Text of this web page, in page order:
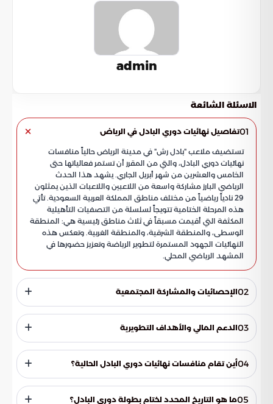
admin
الاسئلة الشائعة
01تفاصيل نهائيات دوري البادل في الرياض
تستضيف ملاعب "بادل رش" في مدينة الرياض حالياً منافسات
نهائيات دوري البادل، والتي من المقرر أن تستمر فعالياتها حتى
الخامس والعشرين من شهر أبريل الجاري. يشهد هذا الحدث
الرياضي البارز مشاركة واسعة من اللاعبين واللاعبات الذين يمثلون
29 نادياً رياضياً من مختلف مناطق المملكة العربية السعودية. تأتي
هذه المرحلة الختامية تتويجاً لسلسلة من التصفيات التأهيلية
المكثفة التي أقيمت مسبقاً في ثلاث مناطق رئيسية هي: المنطقة
الوسطى، والمنطقة الشرقية، والمنطقة الغربية. وتعكس هذه
النهائيات الجهود المستمرة لتطوير الرياضة وتعزيز حضورها في
المشهد الرياضي المحلي.
02الإحصائيات والمشاركة المجتمعية
و13 فريقاً في فئة السيدات، مما يرفع إجمالي عدد الرياضيين
المجتمع السعودي وازدياد الإقبال عليها في كافة المدن. تعد هذه
الأعداد الكبيرة مؤشراً على نجاح الاستراتيجيات الرياضية في جذب
مواهب جديدة وتوفير بيئة تنافسية تجمع الممارسين من مختلف
03الدعم المالي والأهداف التطويرية
الإجمالية إلى 300 ألف ريال سعودي للفائزين في هذه النسخة من
الدوري. وتهدف هذه المكافآت المجزية إلى تحفيز الممارسين
04أين تقام منافسات نهائيات دوري البادل الحالية؟
مدينة الرياض، حيث تستقبل اللاعبين والجمهور لمتابعة الأدوار05ما هو التاريخ المحدد لختام بطولة دوري البادل؟